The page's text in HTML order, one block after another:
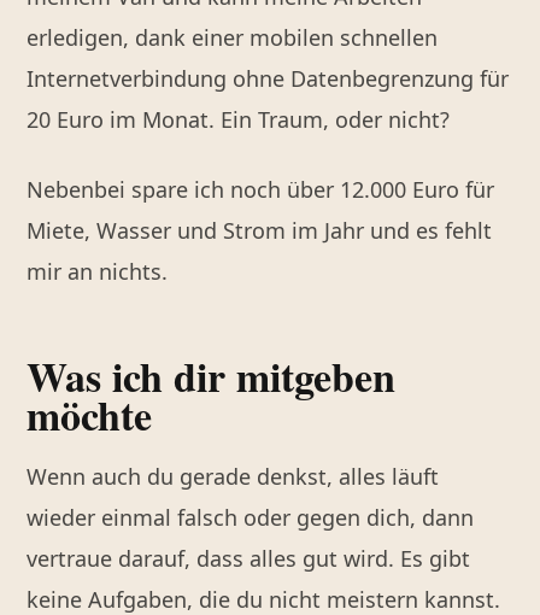
erledigen, dank einer mobilen schnellen
Internetverbindung ohne Datenbegrenzung für
20 Euro im Monat. Ein Traum, oder nicht?
Nebenbei spare ich noch über 12.000 Euro für
Miete, Wasser und Strom im Jahr und es fehlt
mir an nichts.
Was ich dir mitgeben
möchte
Wenn auch du gerade denkst, alles läuft
wieder einmal falsch oder gegen dich, dann
vertraue darauf, dass alles gut wird. Es gibt
keine Aufgaben, die du nicht meistern kannst.